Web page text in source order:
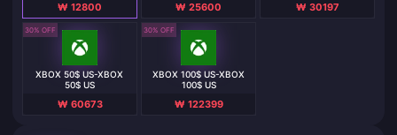
₩ 12800 ₩ 25600 ₩ 30197
30% OFF
XBOX 50$ US-XBOX
50$ US
₩ 60673
30% OFF
XBOX 100$ US-XBOX
100$ US
₩ 122399